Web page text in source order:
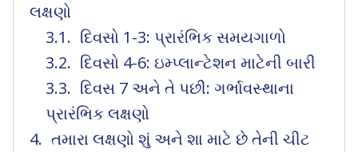
લક્ષણો
દિવસો 1-3: પ્રારંભિક સમયગાળો
દિવસો 4-6: ઇમ્પ્લાન્ટેશન માટેની બારી
દિવસ 7 અને તે પછી: ગર્ભાવસ્થાના
પ્રારંભિક લક્ષણો
તમારા લક્ષણો શું અને શા માટે છે તેની ચીટ